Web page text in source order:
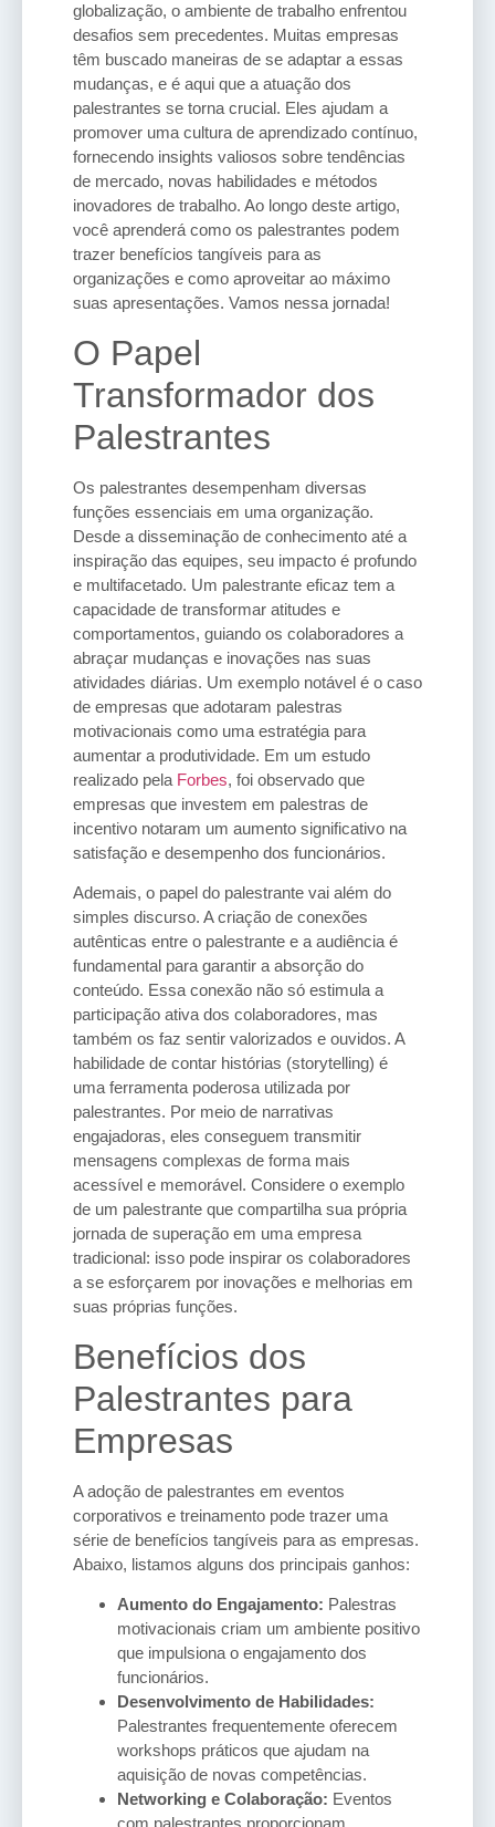
globalização, o ambiente de trabalho enfrentou
desafios sem precedentes. Muitas empresas
têm buscado maneiras de se adaptar a essas
mudanças, e é aqui que a atuação dos
palestrantes se torna crucial. Eles ajudam a
promover uma cultura de aprendizado contínuo,
fornecendo insights valiosos sobre tendências
de mercado, novas habilidades e métodos
inovadores de trabalho. Ao longo deste artigo,
você aprenderá como os palestrantes podem
trazer benefícios tangíveis para as
organizações e como aproveitar ao máximo
suas apresentações. Vamos nessa jornada!
O Papel
Transformador dos
Palestrantes
Os palestrantes desempenham diversas
funções essenciais em uma organização.
Desde a disseminação de conhecimento até a
inspiração das equipes, seu impacto é profundo
e multifacetado. Um palestrante eficaz tem a
capacidade de transformar atitudes e
comportamentos, guiando os colaboradores a
abraçar mudanças e inovações nas suas
atividades diárias. Um exemplo notável é o caso
de empresas que adotaram palestras
motivacionais como uma estratégia para
aumentar a produtividade. Em um estudo
realizado pela Forbes, foi observado que
empresas que investem em palestras de
incentivo notaram um aumento significativo na
satisfação e desempenho dos funcionários.
Ademais, o papel do palestrante vai além do
simples discurso. A criação de conexões
autênticas entre o palestrante e a audiência é
fundamental para garantir a absorção do
conteúdo. Essa conexão não só estimula a
participação ativa dos colaboradores, mas
também os faz sentir valorizados e ouvidos. A
habilidade de contar histórias (storytelling) é
uma ferramenta poderosa utilizada por
palestrantes. Por meio de narrativas
engajadoras, eles conseguem transmitir
mensagens complexas de forma mais
acessível e memorável. Considere o exemplo
de um palestrante que compartilha sua própria
jornada de superação em uma empresa
tradicional: isso pode inspirar os colaboradores
a se esforçarem por inovações e melhorias em
suas próprias funções.
Benefícios dos
Palestrantes para
Empresas
A adoção de palestrantes em eventos
corporativos e treinamento pode trazer uma
série de benefícios tangíveis para as empresas.
Abaixo, listamos alguns dos principais ganhos:
Aumento do Engajamento: Palestras
motivacionais criam um ambiente positivo
que impulsiona o engajamento dos
funcionários.
Desenvolvimento de Habilidades:
Palestrantes frequentemente oferecem
workshops práticos que ajudam na
aquisição de novas competências.
Networking e Colaboração: Eventos
com palestrantes proporcionam